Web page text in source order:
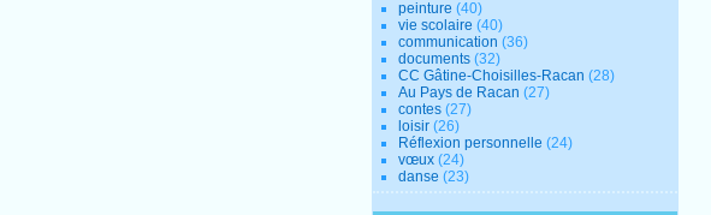
peinture (40)
vie scolaire (40)
communication (36)
documents (32)
CC Gâtine-Choisilles-Racan (28)
Au Pays de Racan (27)
contes (27)
loisir (26)
Réflexion personnelle (24)
vœux (24)
danse (23)